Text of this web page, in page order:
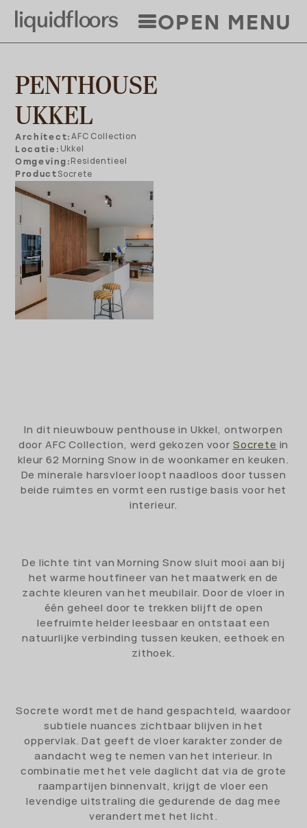
Overslaan
gaan
OPEN MENU
PENTHOUSE
UKKEL
Architect AFC Collection
Locatie Ukkel
Omgeving Residentieel
ProductSocrete
In dit nieuwbouw penthouse in Ukkel, ontworpen
door AFC Collection, werd gekozen voor Socrete in
kleur 62 Morning Snow in de woonkamer en keuken.
De minerale harsvloer loopt naadloos door tussen
beide ruimtes en vormt een rustige basis voor het
interieur.
De lichte tint van Morning Snow sluit mooi aan bij
het warme houtfineer van het maatwerk en de
zachte kleuren van het meubilair. Door de vloer in
één geheel door te trekken blijft de open
leefruimte helder leesbaar en ontstaat een
natuurlijke verbinding tussen keuken, eethoek en
zithoek.
Socrete wordt met de hand gespachteld, waardoor
subtiele nuances zichtbaar blijven in het
oppervlak. Dat geeft de vloer karakter zonder de
aandacht weg te nemen van het interieur. In
combinatie met het vele daglicht dat via de grote
raampartijen binnenvalt, krijgt de vloer een
levendige uitstraling die gedurende de dag mee
verandert met het licht.